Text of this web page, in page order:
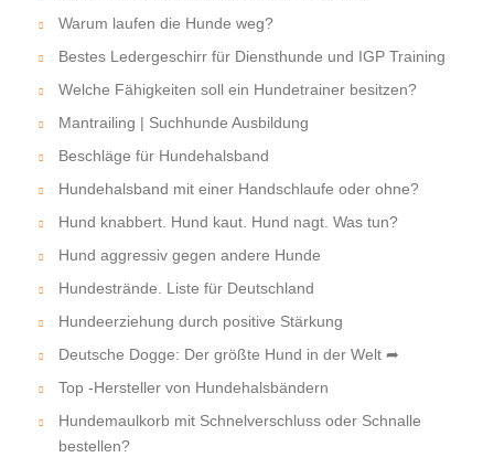
Warum laufen die Hunde weg?
Bestes Ledergeschirr für Diensthunde und IGP Training
Welche Fähigkeiten soll ein Hundetrainer besitzen?
Mantrailing | Suchhunde Ausbildung
Beschläge für Hundehalsband
Hundehalsband mit einer Handschlaufe oder ohne?
Hund knabbert. Hund kaut. Hund nagt. Was tun?
Hund aggressiv gegen andere Hunde
Hundestrände. Liste für Deutschland
Hundeerziehung durch positive Stärkung
Deutsche Dogge: Der größte Hund in der Welt ➦
Top -Hersteller von Hundehalsbändern
Hundemaulkorb mit Schnelverschluss oder Schnalle
bestellen?